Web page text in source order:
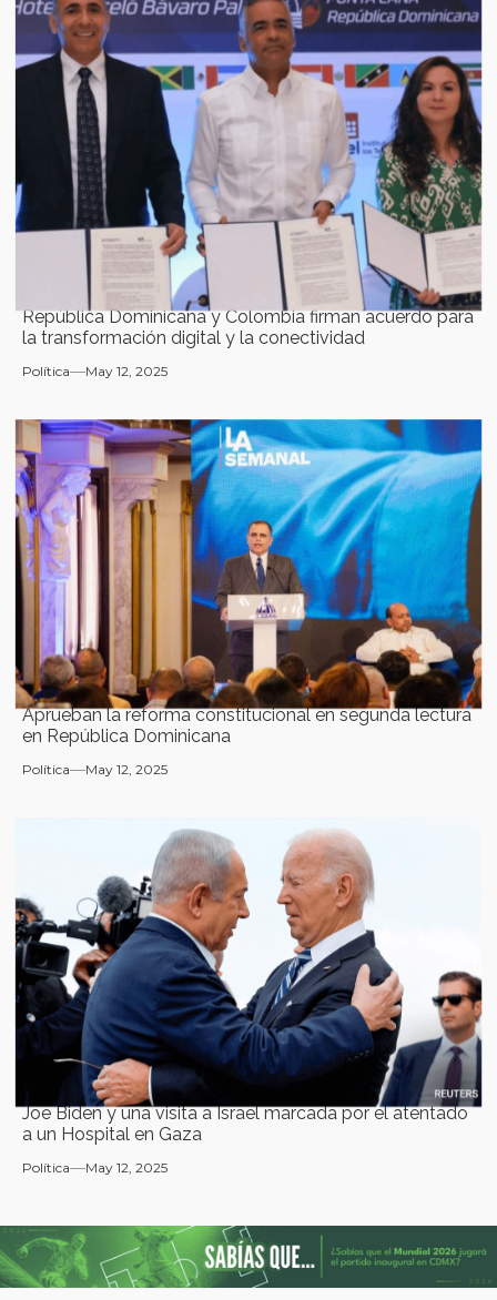
República Dominicana y Colombia firman acuerdo para
la transformación digital y la conectividad
Política May 12, 2025
Aprueban la reforma constitucional en segunda lectura
en República Dominicana
Política May 12, 2025
Joe Biden y una visita a Israel marcada por el atentado
a un Hospital en Gaza
Política May 12, 2025